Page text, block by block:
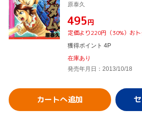
原泰久
¥495円
定価より220円（30%）おト
獲得ポイント 4P
在庫あり
発売年月日：2013/10/18
カートへ追加